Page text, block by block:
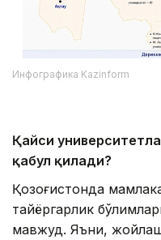
Инфографика Kazinform
Қайси
қабул қилади?
Қозоғистонда
тайёргарлик
мавжуд. Яъни,